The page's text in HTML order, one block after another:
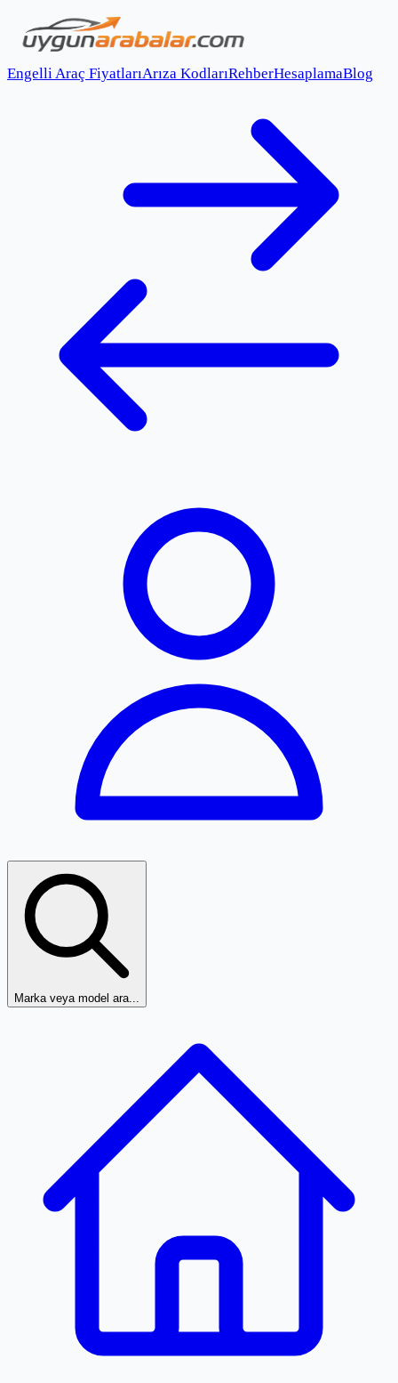
Engelli Araç FiyatlarıArıza KodlarıRehberHesaplamaBlog
Marka veya model ara...